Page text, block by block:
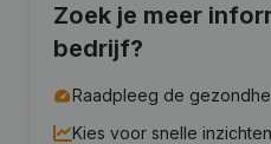
Zoek je meer
bedrijf?
Raadpleeg de
Kies voor snelle